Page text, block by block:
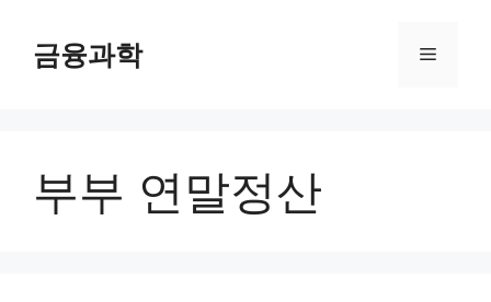
금융과학 메
부부 연말정산